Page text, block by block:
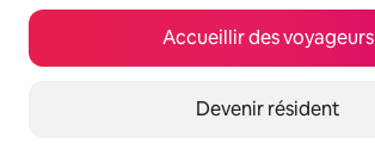
Accueillir des voyageurs
Devenir résident